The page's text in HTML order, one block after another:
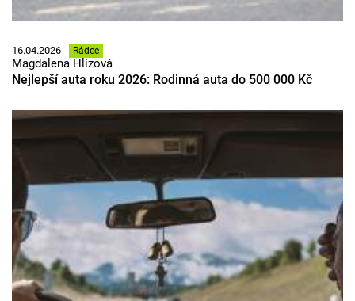
16.04.2026 Rádce
Magdalena Hlízová
Nejlepší auta roku 2026: Rodinná auta do 500 000 Kč